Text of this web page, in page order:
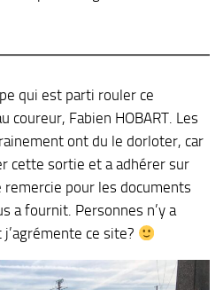
qui est parti rouler ce
coureur, Fabien HOBART. Les
ont du le dorloter, car
cette sortie et a adhérer sur
remercie pour les documents
a fournit. Personnes n’y a
ce site?